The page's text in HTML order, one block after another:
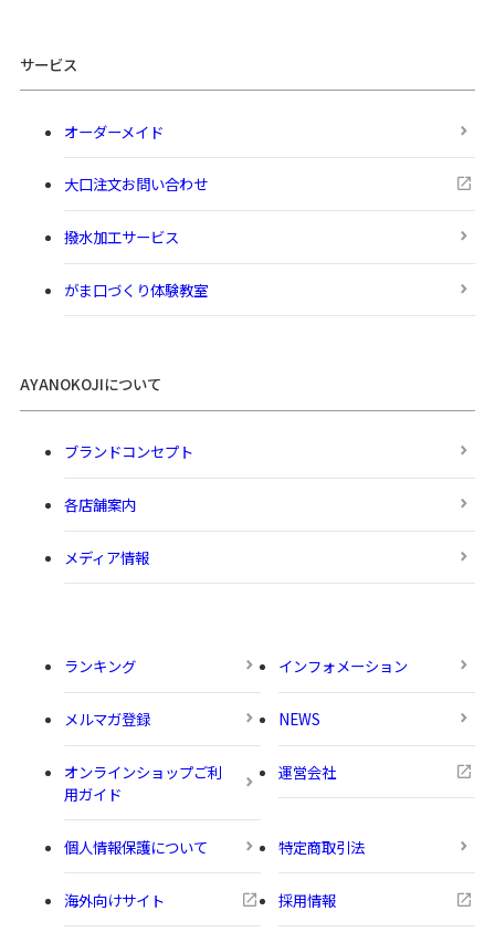
サービス
オーダーメイド
大口注文お問い合わせ
撥水加工サービス
がま口づくり体験教室
AYANOKOJIについて
ブランドコンセプト
各店舗案内
メディア情報
ランキング インフォメーション
メルマガ登録 NEWS
オンラインショップご利
用ガイド
運営会社
個人情報保護について 特定商取引法
海外向けサイト 採用情報